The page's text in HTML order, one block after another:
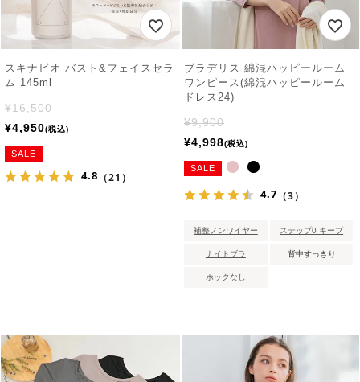
スキナビオ バスト&フェイスセラ
ム 145ml
¥16,500
¥4,950 税込
SALE
4.8 （21）
ブラデリス 綿混ハッピールーム
ワンピース(綿混ハッピールーム
ドレス24)
¥9,900
¥4,998 税込
SALE
4.7 （3）
補整ノンワイヤー ステップ0 キープ
ナイトブラ 背中すっきり
ホックなし